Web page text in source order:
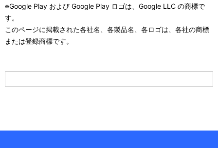
※Google Play および Google Play ロゴは、Google LLC の商標で
す。
このページに掲載された各社名、各製品名、各ロゴは、各社の商標
または登録商標です。